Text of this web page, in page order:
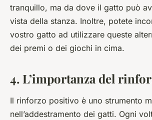
tranquillo, ma da dove il gatto può
vista della stanza. Inoltre, potete
vostro gatto ad utilizzare queste
dei premi o dei giochi in cima.
4. L’importanza del
Il rinforzo positivo è uno strumento
nell’addestramento dei gatti. Ogni